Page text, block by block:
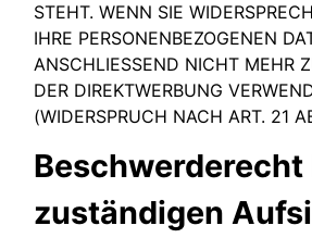
STEHT. WENN SIE
IHRE PERSONENBEZOGENEN
ANSCHLIESSEND NICHT MEHR
DER DIREKTWERBUNG
(WIDERSPRUCH NACH ART. 21
Beschwerde­recht
zuständigen